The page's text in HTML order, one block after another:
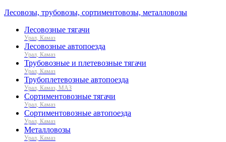
Лесовозы, трубовозы, сортиментовозы, металловозы
Лесовозные тягачи
Урал, Камаз
Лесовозные автопоезда
Урал, Камаз
Трубовозные и плетевозные тягачи
Урал, Камаз
Трубоплетевозные автопоезда
Урал, Камаз, МАЗ
Сортиментовозные тягачи
Урал, Камаз
Сортиментовозные автопоезда
Урал, Камаз
Металловозы
Урал, Камаз